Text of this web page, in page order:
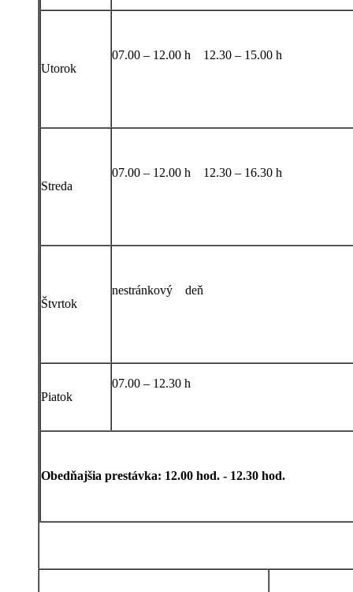
Utorok
07.00 – 12.00 h 12.30 – 15.00 h
Streda
07.00 – 12.00 h 12.30 – 16.30 h
Štvrtok
nestránkový deň
Piatok
07.00 – 12.30 h
Obedňajšia prestávka: 12.00 hod. - 12.30 hod.